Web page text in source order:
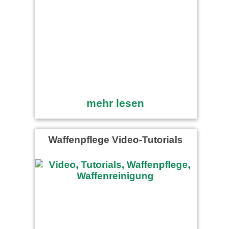
mehr lesen
Waffenpflege Video-Tutorials